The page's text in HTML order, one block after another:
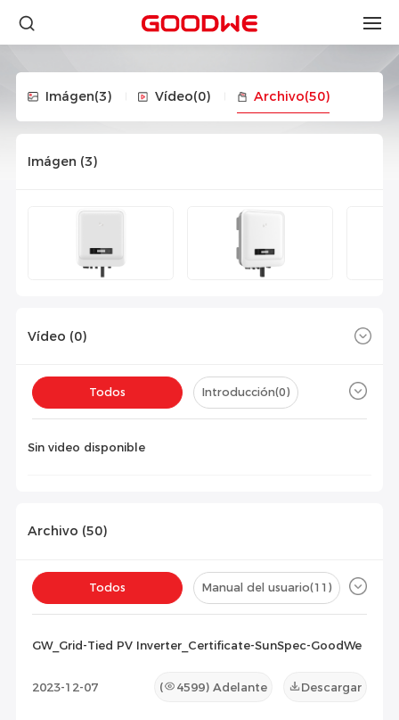
Imágen(3) Vídeo(0) Archivo(50)
Imágen (3)
Vídeo (0)
Todos Introducción(0)
Sin video disponible
Archivo (50)
Todos Manual del usuario(11)
GW_Grid-Tied PV Inverter_Certificate-SunSpec-GoodWe
2023-12-07 ( 4599) Adelante Descargar